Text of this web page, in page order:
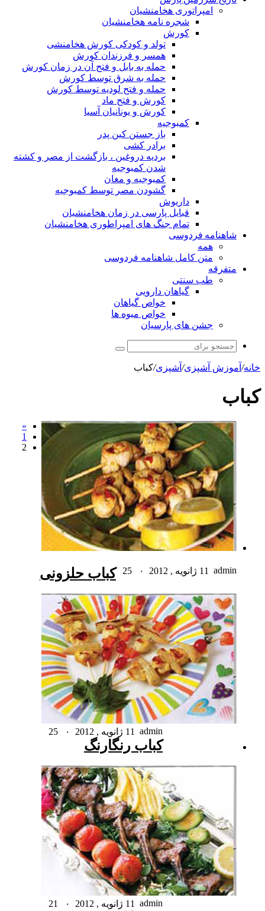
امپراتوری هخامنشیان
شجره نامه هخامنشیان
کورش
تولد و کودکی کورش هخامنشی
همسر و فرزندان کورش
حمله به بابل و فتح آن در زمان کورش
حمله به شرق توسط کورش
حمله و فتح لودیه توسط کورش
کورش و فتح ماد
کورش و یونانیان آسیا
کمبوجیه
باز جستن کین پدر
برادر کشی
بردیه دروغین ، بازگشت از مصر و کشته
شدن کمبوجیه
کمبوجیه و مغان
گشودن مصر توسط کمبوجیه
داریوش
قبایل پارسی در زمان هخامنشیان
تمام جنگ های امپراطوری هخامنشیان
شاهنامه فردوسی
همه
متن کامل شاهنامه فردوسی
متفرقه
طب سنتی
گیاهان دارویی
خواص گیاهان
خواص میوه ها
جشن های پارسیان
جستجو
خانه/ آموزش آشپزی/ آشپزی/کباب
کباب
admin 11 ژانویه , 2012 ۰ کباب حلزونی
admin 11 ژانویه , 2012 ۰
کباب رنگارنگ
admin 11 ژانویه , 2012 ۰
«
1
2